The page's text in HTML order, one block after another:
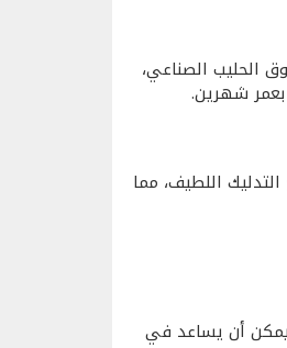
الحليب الصناعي،
شهرين.
اللطيف، مما
يمكن أن يساعد في